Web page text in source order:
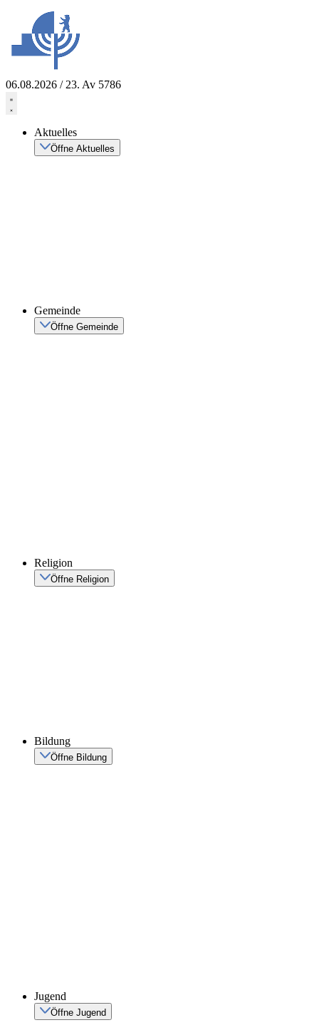
springen
06.08.2026 / 23. Av 5786
Aktuelles
Öffne Aktuelles
Gemeinde
Öffne Gemeinde
Religion
Öffne Religion
Bildung
Öffne Bildung
Jugend
Öffne Jugend